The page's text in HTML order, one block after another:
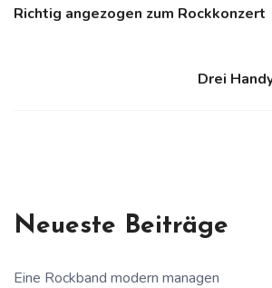
Richtig angezogen zum Rockkonzert
Drei
Neueste Beiträge
Eine Rockband modern managen